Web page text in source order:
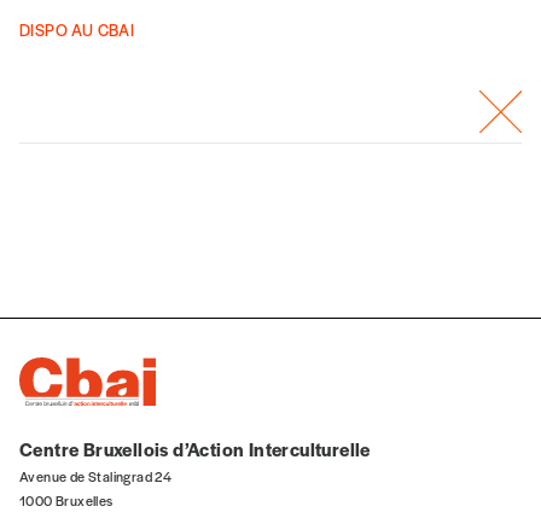
DISPO AU CBAI
Centre Bruxellois d’Action Interculturelle
Avenue de Stalingrad 24
1000 Bruxelles